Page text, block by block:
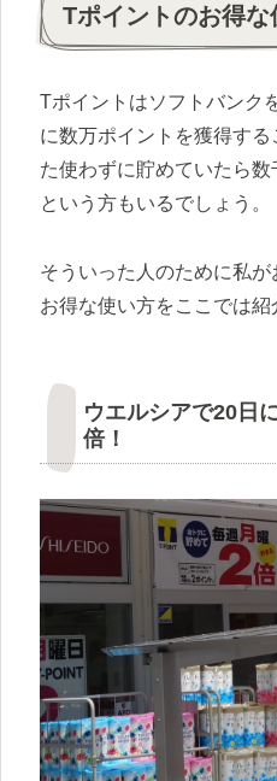
Tポイントのお得な
Tポイントはソフトバンク
に数万ポイントを獲得す
た使わずに貯めていたら
という方もいるでしょう。
そういった人のために私
お得な使い方をここでは紹
ウエルシアで20日
倍！